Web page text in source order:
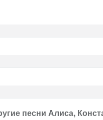
песни Алиса,